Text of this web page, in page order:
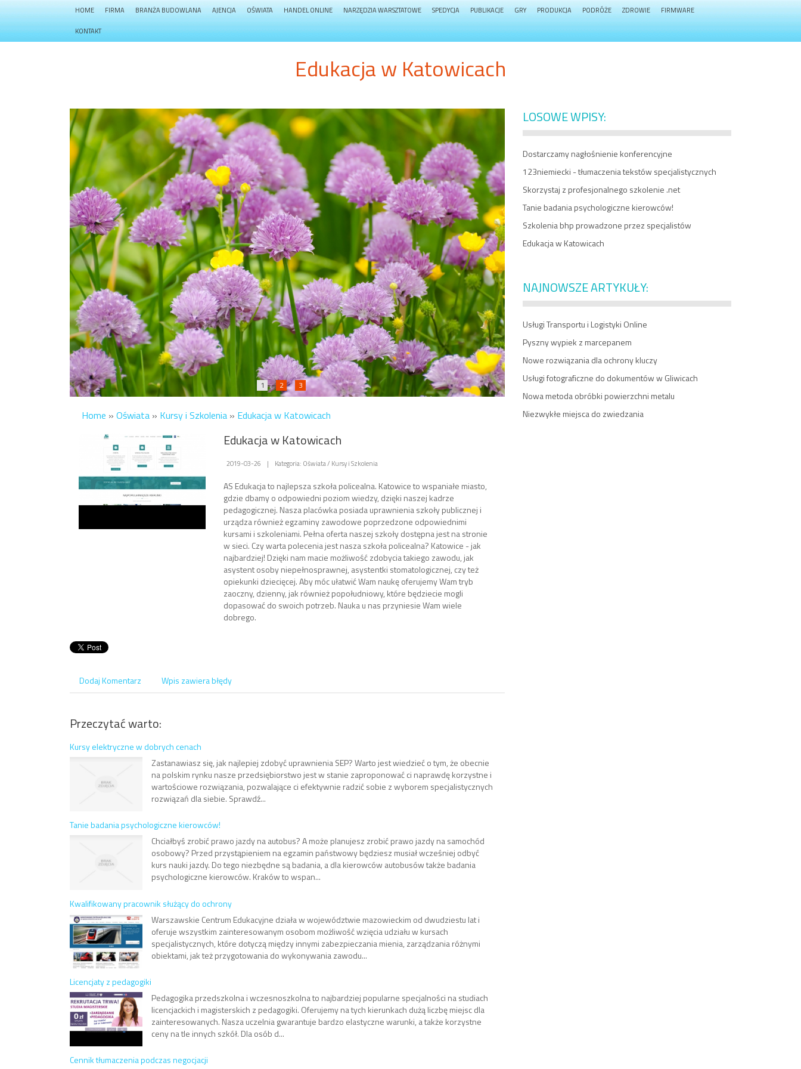
HOME FIRMA BRANŻA BUDOWLANA AJENCJA OŚWIATA HANDEL ONLINE NARZĘDZIA WARSZTATOWE SPEDYCJA PUBLIKACJE GRY PRODUKCJA PODRÓŻE ZDROWIE FIRMWARE
KONTAKT
Edukacja w Katowicach
1 2 3
Home » Oświata » Kursy i Szkolenia » Edukacja w Katowicach
Edukacja w Katowicach
2019-03-26 | Kategoria: Oświata / Kursy i Szkolenia
AS Edukacja to najlepsza szkoła policealna. Katowice to wspaniałe miasto,
gdzie dbamy o odpowiedni poziom wiedzy, dzięki naszej kadrze
pedagogicznej. Nasza placówka posiada uprawnienia szkoły publicznej i
urządza również egzaminy zawodowe poprzedzone odpowiednimi
kursami i szkoleniami. Pełna oferta naszej szkoły dostępna jest na stronie
w sieci. Czy warta polecenia jest nasza szkoła policealna? Katowice - jak
najbardziej! Dzięki nam macie możliwość zdobycia takiego zawodu, jak
asystent osoby niepełnosprawnej, asystentki stomatologicznej, czy też
opiekunki dziecięcej. Aby móc ułatwić Wam naukę oferujemy Wam tryb
zaoczny, dzienny, jak również popołudniowy, które będziecie mogli
dopasować do swoich potrzeb. Nauka u nas przyniesie Wam wiele
dobrego.
Dodaj Komentarz Wpis zawiera błędy
Przeczytać warto:
Kursy elektryczne w dobrych cenach
Zastanawiasz się, jak najlepiej zdobyć uprawnienia SEP? Warto jest wiedzieć o tym, że obecnie
na polskim rynku nasze przedsiębiorstwo jest w stanie zaproponować ci naprawdę korzystne i
wartościowe rozwiązania, pozwalające ci efektywnie radzić sobie z wyborem specjalistycznych
rozwiązań dla siebie. Sprawdź...
Tanie badania psychologiczne kierowców!
Chciałbyś zrobić prawo jazdy na autobus? A może planujesz zrobić prawo jazdy na samochód
osobowy? Przed przystąpieniem na egzamin państwowy będziesz musiał wcześniej odbyć
kurs nauki jazdy. Do tego niezbędne są badania, a dla kierowców autobusów także badania
psychologiczne kierowców. Kraków to wspan...
Kwalifikowany pracownik służący do ochrony
Warszawskie Centrum Edukacyjne działa w województwie mazowieckim od dwudziestu lat i
oferuje wszystkim zainteresowanym osobom możliwość wzięcia udziału w kursach
specjalistycznych, które dotyczą między innymi zabezpieczania mienia, zarządzania różnymi
obiektami, jak też przygotowania do wykonywania zawodu...
Licencjaty z pedagogiki
Pedagogika przedszkolna i wczesnoszkolna to najbardziej popularne specjalności na studiach
licencjackich i magisterskich z pedagogiki. Oferujemy na tych kierunkach dużą liczbę miejsc dla
zainteresowanych. Nasza uczelnia gwarantuje bardzo elastyczne warunki, a także korzystne
ceny na tle innych szkół. Dla osób d...
Cennik tłumaczenia podczas negocjacji
LOSOWE WPISY:
Dostarczamy nagłośnienie konferencyjne
123niemiecki - tłumaczenia tekstów specjalistycznych
Skorzystaj z profesjonalnego szkolenie .net
Tanie badania psychologiczne kierowców!
Szkolenia bhp prowadzone przez specjalistów
Edukacja w Katowicach
NAJNOWSZE ARTYKUŁY:
Usługi Transportu i Logistyki Online
Pyszny wypiek z marcepanem
Nowe rozwiązania dla ochrony kluczy
Usługi fotograficzne do dokumentów w Gliwicach
Nowa metoda obróbki powierzchni metalu
Niezwykłe miejsca do zwiedzania